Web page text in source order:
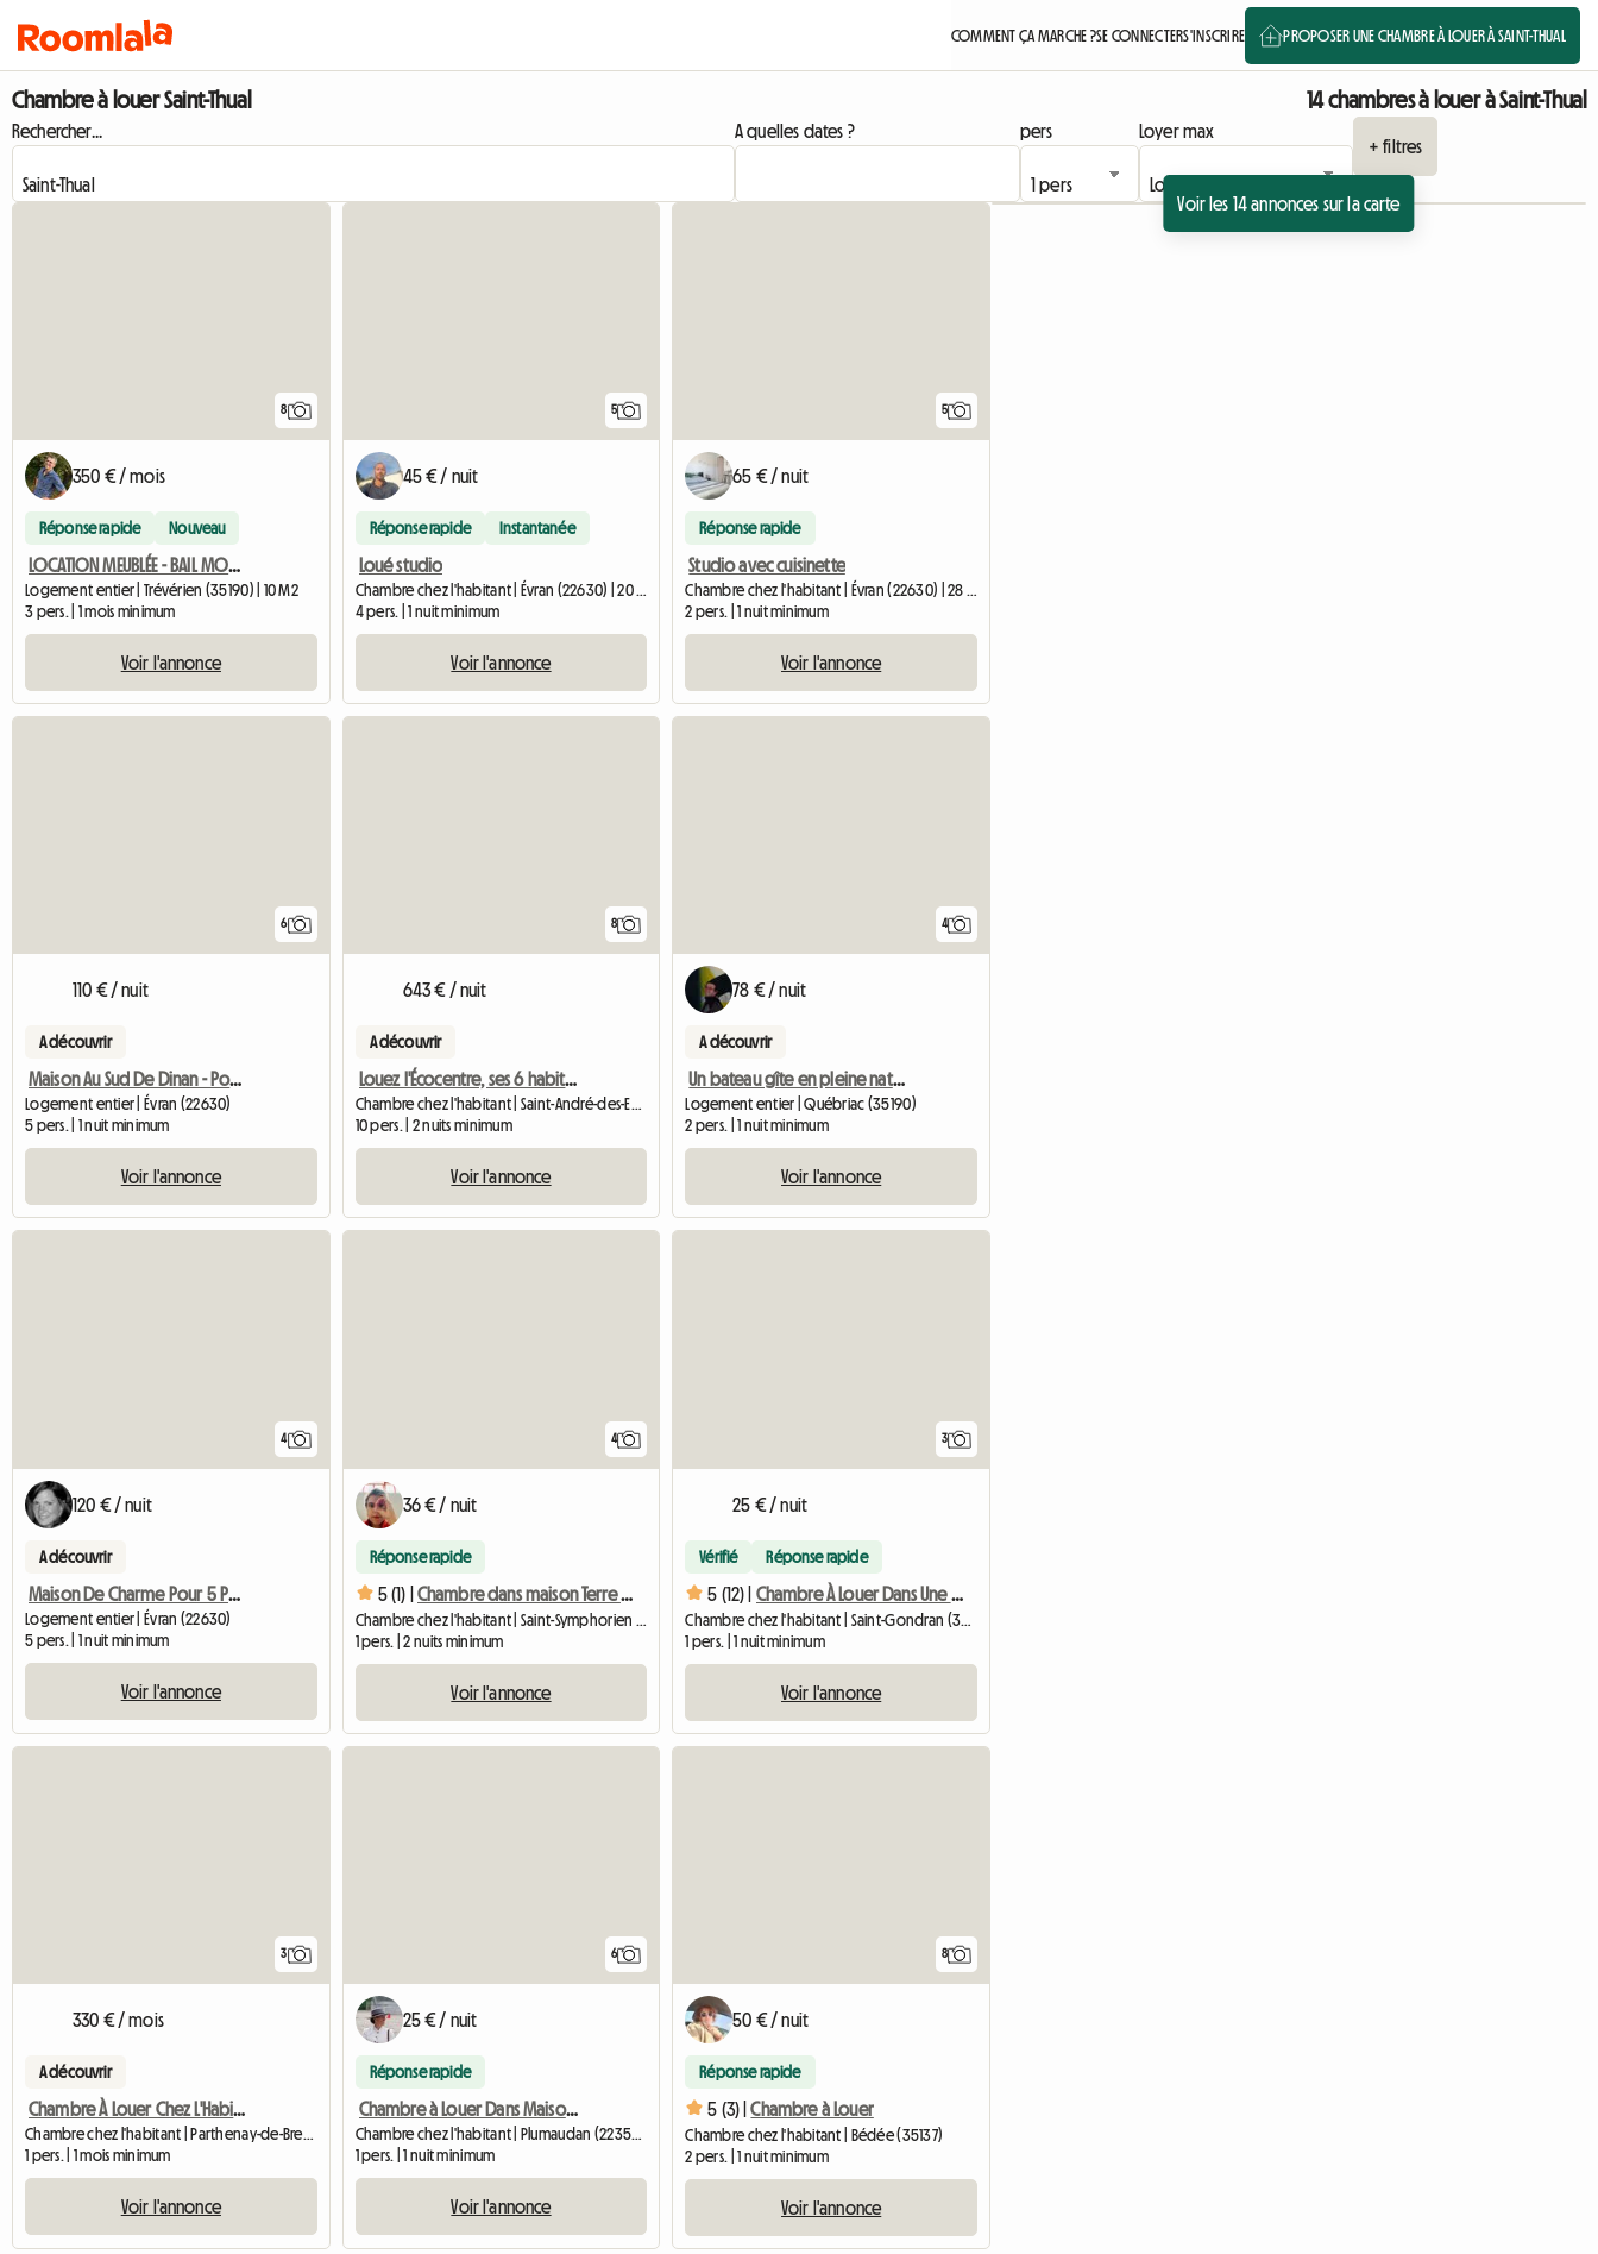
COMMENT ÇA MARCHE ?SE CONNECTERS'INSCRIRE PROPOSER UNE CHAMBRE À LOUER À SAINT-THUAL
Chambre à louer Saint-Thual 14 chambres à louer à Saint-Thual
Rechercher... A quelles dates ? pers
Loyer max
+ filtres
Voir les 14 annonces sur la carte
8
350 € / mois
Réponse rapide Nouveau
LOCATION MEUBLÉE - BAIL MOBILITÉ (1 À 6 MOIS) Octobre à Mars
Logement entier | Trévérien (35190) | 10 M2
3 pers. | 1 mois minimum
Voir l'annonce
5
45 € / nuit
Réponse rapide Instantanée
Loué studio
Chambre chez l'habitant | Évran (22630) | 20 M2
4 pers. | 1 nuit minimum
Voir l'annonce
5
65 € / nuit
Réponse rapide
Studio avec cuisinette
Chambre chez l'habitant | Évran (22630) | 28 M2
2 pers. | 1 nuit minimum
Voir l'annonce
6
110 € / nuit
A découvrir
Maison Au Sud De Dinan - Pour 5 Personnes
Logement entier | Évran (22630)
5 pers. | 1 nuit minimum
Voir l'annonce
8
643 € / nuit
A découvrir
Louez l'Écocentre, ses 6 habitats légers et son jardin !
Chambre chez l'habitant | Saint-André-des-Eaux (22630) | 2500 M2
10 pers. | 2 nuits minimum
Voir l'annonce
4
78 € / nuit
A découvrir
Un bateau gîte en pleine nature
Logement entier | Québriac (35190)
2 pers. | 1 nuit minimum
Voir l'annonce
4
120 € / nuit
A découvrir
Maison De Charme Pour 5 Personnes
Logement entier | Évran (22630)
5 pers. | 1 nuit minimum
Voir l'annonce
4
36 € / nuit
Réponse rapide
5 (1) | Chambre dans maison Terre / Paille
1 pers. | 2 nuits minimum
Voir l'annonce
3
25 € / nuit
Vérifié Réponse rapide
5 (12) | Chambre À Louer Dans Une Maison
1 pers. | 1 nuit minimum
Voir l'annonce
3
330 € / mois
A découvrir
Chambre À Louer Chez L'Habitant
Chambre chez l'habitant | Parthenay-de-Bretagne (35850)
1 pers. | 1 mois minimum
Voir l'annonce
6
25 € / nuit
Réponse rapide
Chambre à Louer Dans Maison Néo Bretonne
Chambre chez l'habitant | Plumaudan (22350) | 12 M2
1 pers. | 1 nuit minimum
Voir l'annonce
8
50 € / nuit
Réponse rapide
5 (3) | Chambre à Louer
Chambre chez l'habitant | Bédée (35137)
2 pers. | 1 nuit minimum
Voir l'annonce